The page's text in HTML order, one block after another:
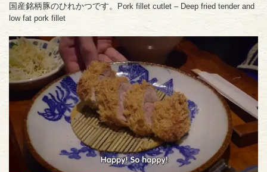
国産銘柄豚のひれかつです。
Pork fillet cutlet – Deep fried tender and
low fat pork fillet